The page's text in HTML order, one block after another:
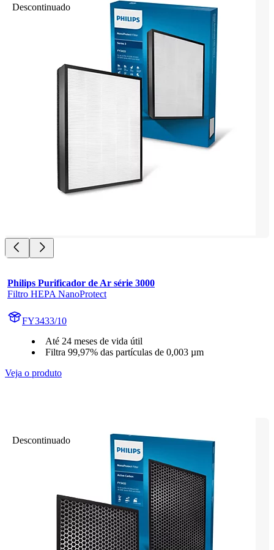
Descontinuado
Philips Purificador de Ar série 3000
Filtro HEPA NanoProtect
FY3433/10
Até 24 meses de vida útil
Filtra 99,97% das partículas de 0,003 µm
Veja o produto
Descontinuado